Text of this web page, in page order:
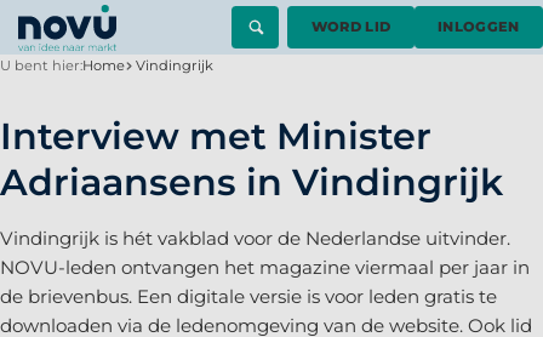
WORD LID INLOGGEN
U bent hier:Home Vindingrijk
Interview met Minister
Adriaansens in Vindingrijk
Vindingrijk is hét vakblad voor de Nederlandse uitvinder.
NOVU-leden ontvangen het magazine viermaal per jaar in
de brievenbus. Een digitale versie is voor leden gratis te
downloaden via de ledenomgeving van de website. Ook lid